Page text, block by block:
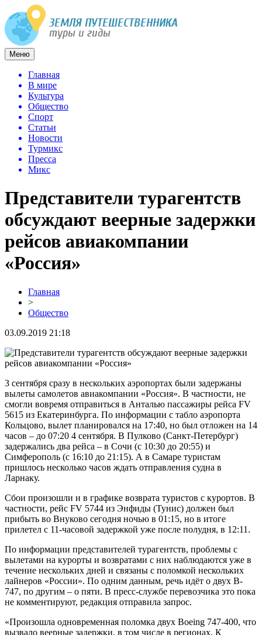
Меню
Главная
В мире
Культура
Общество
Спорт
Статьи
Новости
Турмикс
Пресса
Микс
Представители турагентств
обсуждают веерные задержки
рейсов авиакомпании
«Россия»
Главная
>
Общество
03.09.2019 21:18
3 сентября сразу в нескольких аэропортах были задержаны
вылеты самолетов авиакомпании «Россия». В частности, не
смогли вовремя отправиться в Анталью пассажиры рейса FV
5615 из Екатеринбурга. По информации с табло аэропорта
Кольцово, вылет планировался на 17:40, но был отложен на 14
часов – до 07:20 4 сентября. В Пулково (Санкт-Петербург)
задержались два рейса – в Сочи (с 10:30 до 20:55) и
Симферополь (с 16:10 до 21:15). А в Самаре туристам
пришлось несколько часов ждать отправления судна в
Ларнаку.
Сбои произошли и в графике возврата туристов с курортов. В
частности, рейс FV 5744 из Энфиды (Тунис) должен был
прибыть во Внуково сегодня ночью в 01:15, но в итоге
прилетел с 11-часовой задержкой уже после полудня, в 12:11.
По информации представителей турагентств, проблемы с
вылетами на курорты и возвратами с них наблюдаются уже в
течение нескольких дней и связаны с поломкой нескольких
лайнеров «России». По одним данным, речь идёт о двух B-
747, по другим – о пяти. В пресс-службе перевозчика это пока
не комментируют, редакция отправила запрос.
«Произошла одновременная поломка двух Boeing 747-400, что
вызвало веерные задержки, в том числе в регионах. К